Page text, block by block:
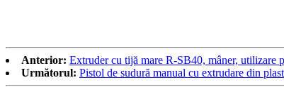
Anterior: Extruder cu tijă mare R-SB40, mâner, utilizare
Următorul: Pistol de sudură manual cu extrudare din